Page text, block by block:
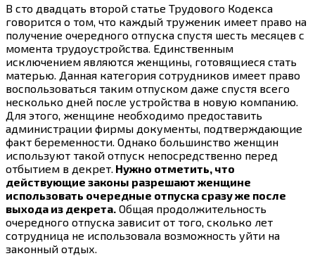
В сто двадцать второй статье Трудового Кодекса
говорится о том, что каждый труженик имеет право на
получение очередного отпуска спустя шесть месяцев с
момента трудоустройства. Единственным
исключением являются женщины, готовящиеся стать
матерью. Данная категория сотрудников имеет право
воспользоваться таким отпуском даже спустя всего
несколько дней после устройства в новую компанию.
Для этого, женщине необходимо предоставить
администрации фирмы документы, подтверждающие
факт беременности. Однако большинство женщин
используют такой отпуск непосредственно перед
отбытием в декрет. Нужно отметить, что
действующие законы разрешают женщине
использовать очередные отпуска сразу же после
выхода из декрета. Общая продолжительность
очередного отпуска зависит от того, сколько лет
сотрудница не использовала возможность уйти на
законный отдых.